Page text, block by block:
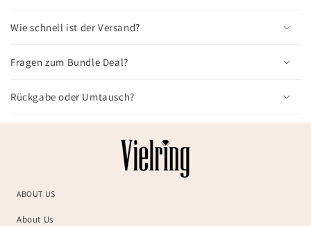
Wie schnell ist der Versand?
Fragen zum Bundle Deal?
Rückgabe oder Umtausch?
ABOUT US
About Us